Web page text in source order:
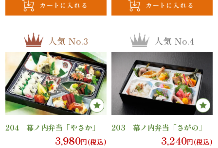
当
席
料
理
オ
人気 No.3
204 幕ノ内弁当「やさか」
3,980円(税込)
人気 No.4
203 幕ノ内弁当「さがの」
3,240円(税込)